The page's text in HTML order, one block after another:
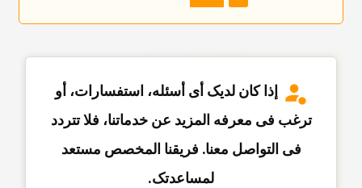
إذا کان لدیک أی أسئله، استفسارات، أو
ترغب فی معرفه المزید عن خدماتنا، فلا تتردد
فی التواصل معنا. فریقنا المخصص مستعد
لمساعدتک.